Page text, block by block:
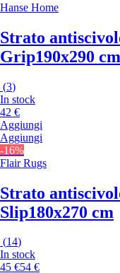
Hanse Home
Strato
Grip190x290 cm
(3)
In stock
42 €
Aggiungi
Aggiungi
-16%
Flair Rugs
Strato
Slip180x270 cm
(14)
In stock
45 €54 €